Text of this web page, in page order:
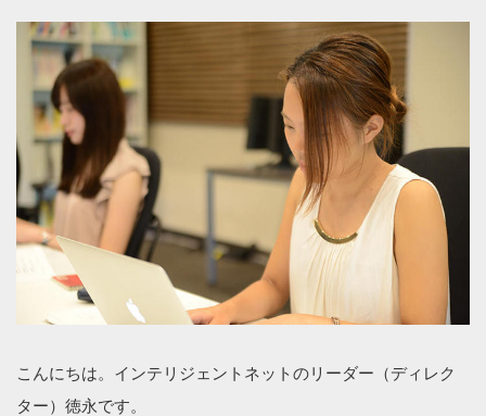
こんにちは。インテリジェントネットのリーダー（ディレク
ター）徳永です。